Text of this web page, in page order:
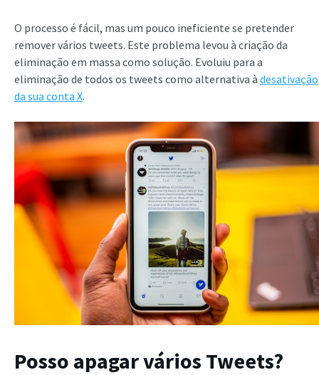
O processo é fácil, mas um pouco ineficiente se pretender
remover vários tweets. Este problema levou à criação da
eliminação em massa como solução. Evoluiu para a
eliminação de todos os tweets como alternativa à desativação
da sua conta X.
Posso apagar vários Tweets?